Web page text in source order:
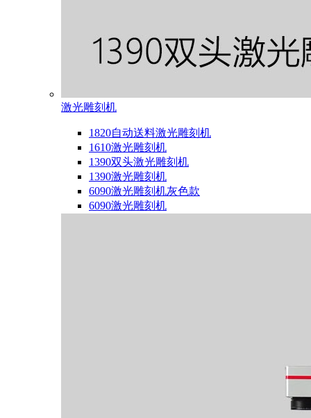
激光雕刻机
1820自动送料激光雕刻机
1610激光雕刻机
1390双头激光雕刻机
1390激光雕刻机
6090激光雕刻机灰色款
6090激光雕刻机